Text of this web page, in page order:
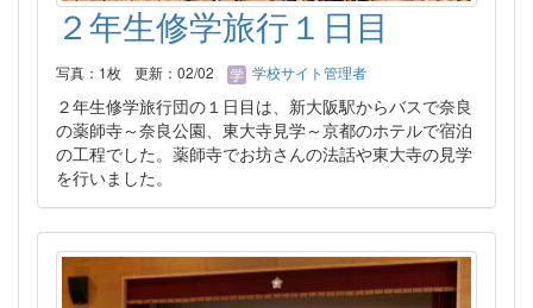
２年生修学旅行１日目
写真：1枚 更新：02/02 学校サイト管理者
２年生修学旅行団の１日目は、新大阪駅からバスで奈良
の薬師寺～奈良公園、東大寺見学～京都のホテルで宿泊
の工程でした。薬師寺でお坊さんの法話や東大寺の見学
を行いました。